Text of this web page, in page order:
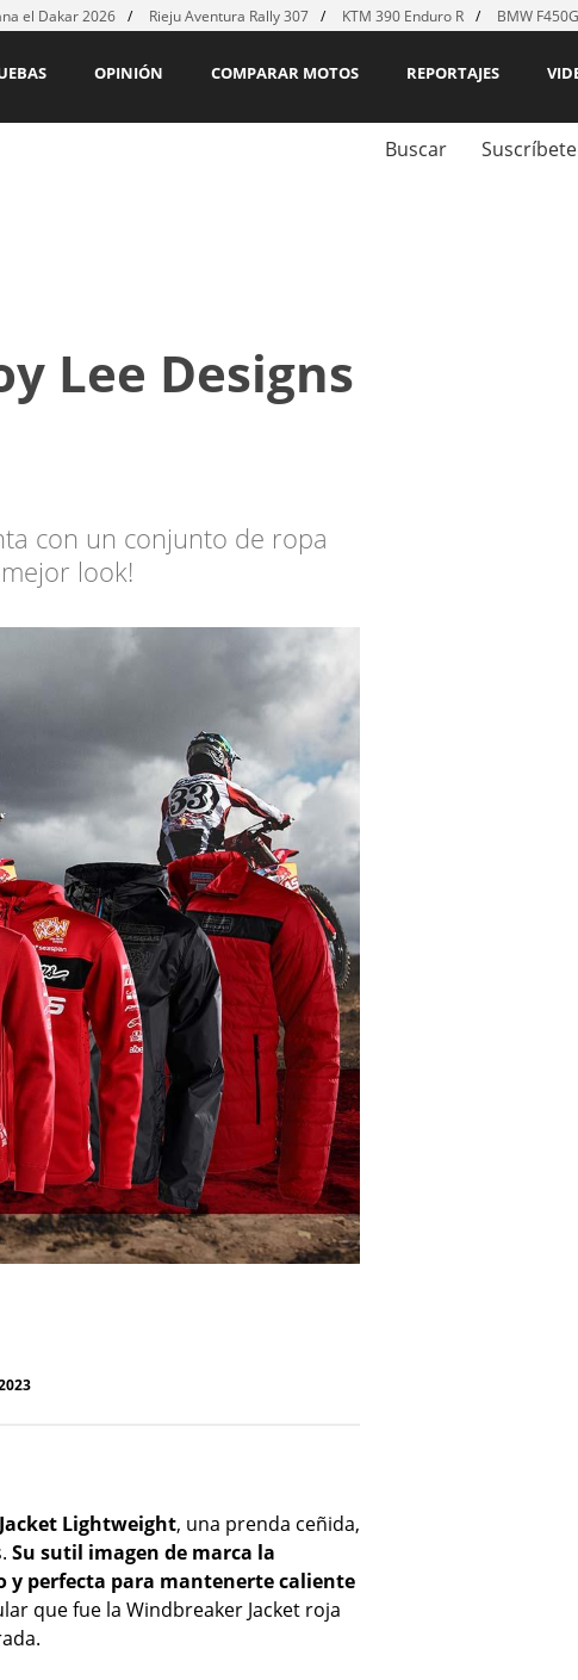
el Dakar 2026 Rieju Aventura Rally 307 KTM 390 Enduro R BMW
REPORTAJES
COMPARAR MOTOS
OPINIÓN
Buscar Suscríbete
Lee Designs
con un conjunto de ropa
look!
Lightweight, una prenda ceñida,
Su sutil imagen de marca la
y perfecta para mantenerte caliente
que fue la Windbreaker Jacket roja